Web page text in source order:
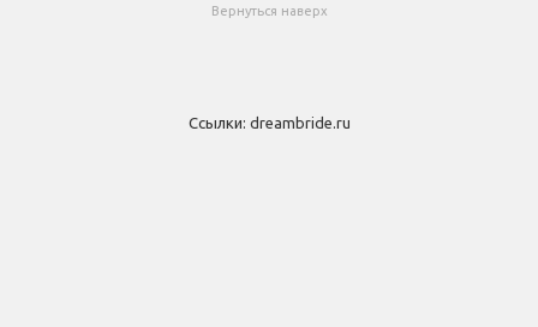
Вернуться наверх
Ссылки: dreambride.ru